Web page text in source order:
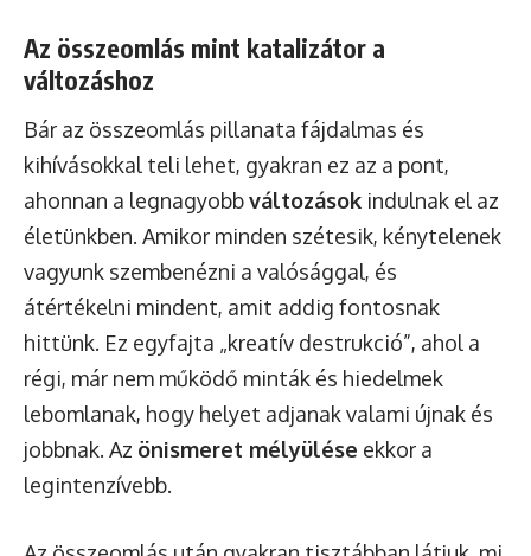
Az összeomlás mint katalizátor a
változáshoz
Bár az összeomlás pillanata fájdalmas és
kihívásokkal teli lehet, gyakran ez az a pont,
ahonnan a legnagyobbváltozások indulnak el az
életünkben. Amikor minden szétesik, kénytelenek
vagyunk szembenézni a valósággal, és
átértékelni mindent, amit addig fontosnak
hittünk. Ez egyfajta „kreatív destrukció”, ahol a
régi, már nem működő minták és hiedelmek
lebomlanak, hogy helyet adjanak valami újnak és
jobbnak. Az önismeret mélyülése ekkor a
legintenzívebb.